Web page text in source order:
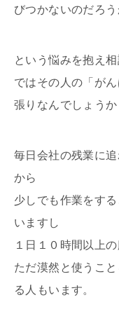
びつかないのだろう
という悩みを抱え
ではその人の「が
張りなんでしょうか
毎日会社の残業に
から
少しでも作業をす
いますし
１日１０時間以上
ただ漠然と使うこ
る人もいます。